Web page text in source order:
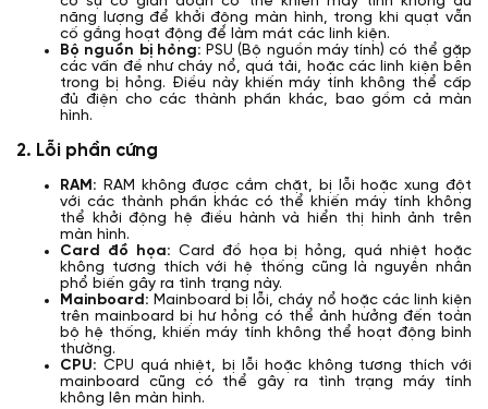
năng lượng để khởi động màn hình, trong khi quạt vẫn
cố gắng hoạt động để làm mát các linh kiện.
Bộ nguồn bị hỏng: PSU (Bộ nguồn máy tính) có thể gặp
các vấn đề như cháy nổ, quá tải, hoặc các linh kiện bên
trong bị hỏng. Điều này khiến máy tính không thể cấp
đủ điện cho các thành phần khác, bao gồm cả màn
hình.
2. Lỗi phần cứng
RAM: RAM không được cắm chặt, bị lỗi hoặc xung đột
với các thành phần khác có thể khiến máy tính không
thể khởi động hệ điều hành và hiển thị hình ảnh trên
màn hình.
Card đồ họa: Card đồ họa bị hỏng, quá nhiệt hoặc
không tương thích với hệ thống cũng là nguyên nhân
phổ biến gây ra tình trạng này.
Mainboard: Mainboard bị lỗi, cháy nổ hoặc các linh kiện
trên mainboard bị hư hỏng có thể ảnh hưởng đến toàn
bộ hệ thống, khiến máy tính không thể hoạt động bình
thường.
CPU: CPU quá nhiệt, bị lỗi hoặc không tương thích với
mainboard cũng có thể gây ra tình trạng máy tính
không lên màn hình.